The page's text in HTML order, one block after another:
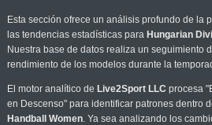
Esta sección ofrece un análisis profundo de la
las tendencias estadísticas para Hungarian
Nuestra base de datos realiza un seguimiento
rendimiento de los modelos durante la
El motor analítico de Live2Sport LLC procesa
en Descenso" para identificar patrones dentro
Handball Women. Ya sea analizando los